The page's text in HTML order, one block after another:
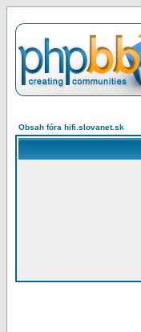
Obsah fóra hifi.slovanet.sk